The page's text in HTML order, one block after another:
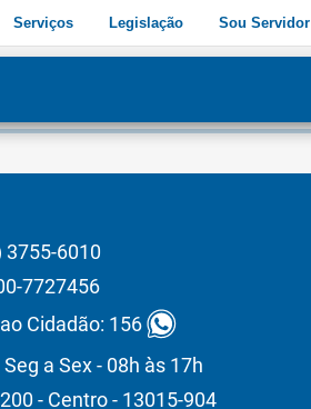
Serviços Legislação Sou Servidor
3755-6010
7727456
Cidadão: 156
a Sex - 08h às 17h
- Centro - 13015-904